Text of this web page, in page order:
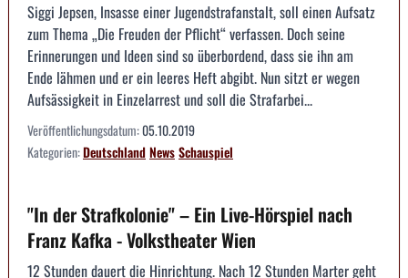
Siggi Jepsen, Insasse einer Jugendstrafanstalt, soll einen Aufsatz
zum Thema „Die Freuden der Pflicht“ verfassen. Doch seine
Erinnerungen und Ideen sind so überbordend, dass sie ihn am
Ende lähmen und er ein leeres Heft abgibt. Nun sitzt er wegen
Aufsässigkeit in Einzelarrest und soll die Strafarbei...
Veröffentlichungsdatum:05.10.2019
Kategorien:DeutschlandNewsSchauspiel
"In der Strafkolonie" – Ein Live-Hörspiel nach
Franz Kafka - Volkstheater Wien
12 Stunden dauert die Hinrichtung. Nach 12 Stunden Marter geht